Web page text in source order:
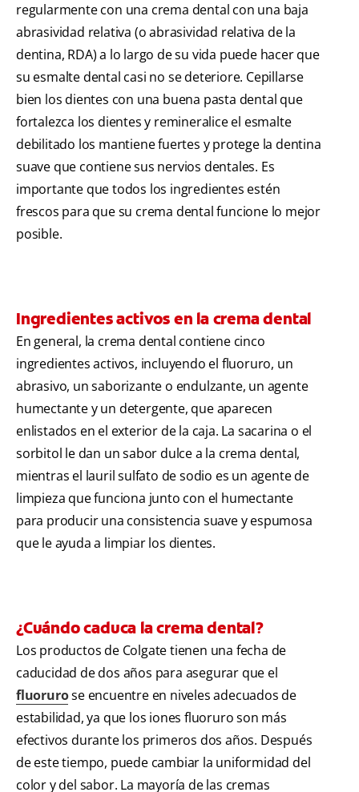
regularmente con una crema dental con una baja
abrasividad relativa (o abrasividad relativa de la
dentina, RDA) a lo largo de su vida puede hacer que
su esmalte dental casi no se deteriore. Cepillarse
bien los dientes con una buena pasta dental que
fortalezca los dientes y remineralice el esmalte
debilitado los mantiene fuertes y protege la dentina
suave que contiene sus nervios dentales. Es
importante que todos los ingredientes estén
frescos para que su crema dental funcione lo mejor
posible.
Ingredientes activos en la crema dental
En general, la crema dental contiene cinco
ingredientes activos, incluyendo el fluoruro, un
abrasivo, un saborizante o endulzante, un agente
humectante y un detergente, que aparecen
enlistados en el exterior de la caja. La sacarina o el
sorbitol le dan un sabor dulce a la crema dental,
mientras el lauril sulfato de sodio es un agente de
limpieza que funciona junto con el humectante
para producir una consistencia suave y espumosa
que le ayuda a limpiar los dientes.
¿Cuándo caduca la crema dental?
Los productos de Colgate tienen una fecha de
caducidad de dos años para asegurar que el
fluorurose encuentre en niveles adecuados de
estabilidad, ya que los iones fluoruro son más
efectivos durante los primeros dos años. Después
de este tiempo, puede cambiar la uniformidad del
color y del sabor. La mayoría de las cremas